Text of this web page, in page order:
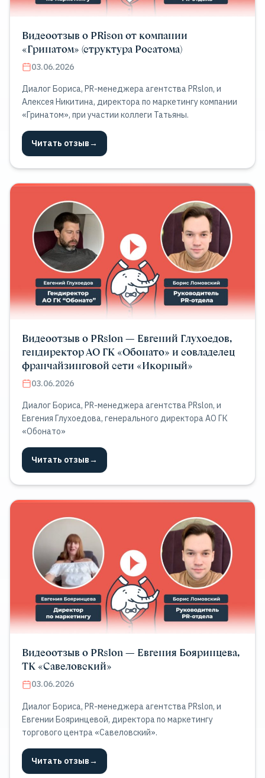
Видеоотзыв о PRison от компании
«Гринатом» (структура Росатома)
03.06.2026
Диалог Бориса, PR-менеджера агентства PRslon, и
Алексея Никитина, директора по маркетингу компании
«Гринатом», при участии коллеги Татьяны.
Читать отзыв→
Видеоотзыв о PRslon — Евгений Глухоедов,
гендиректор АО ГК «Обонато» и совладелец
франчайзинговой сети «Икорный»
03.06.2026
Диалог Бориса, PR-менеджера агентства PRslon, и
Евгения Глухоедова, генерального директора АО ГК
«Обонато»
Читать отзыв→
Видеоотзыв о PRslon — Евгения Бояринцева,
ТК «Савеловский»
03.06.2026
Диалог Бориса, PR-менеджера агентства PRslon, и
Евгении Бояринцевой, директора по маркетингу
торгового центра «Савеловский».
Читать отзыв→